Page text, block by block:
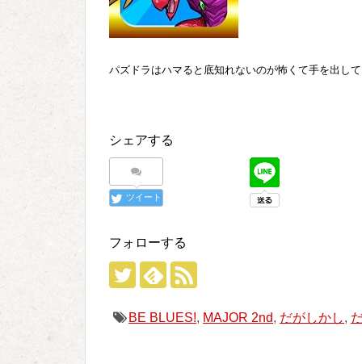
パズドラはハマると底知れないのが怖くて手を出し
シェアする
ツイート
フォローする
BE BLUES!, MAJOR 2nd, だがしかし,